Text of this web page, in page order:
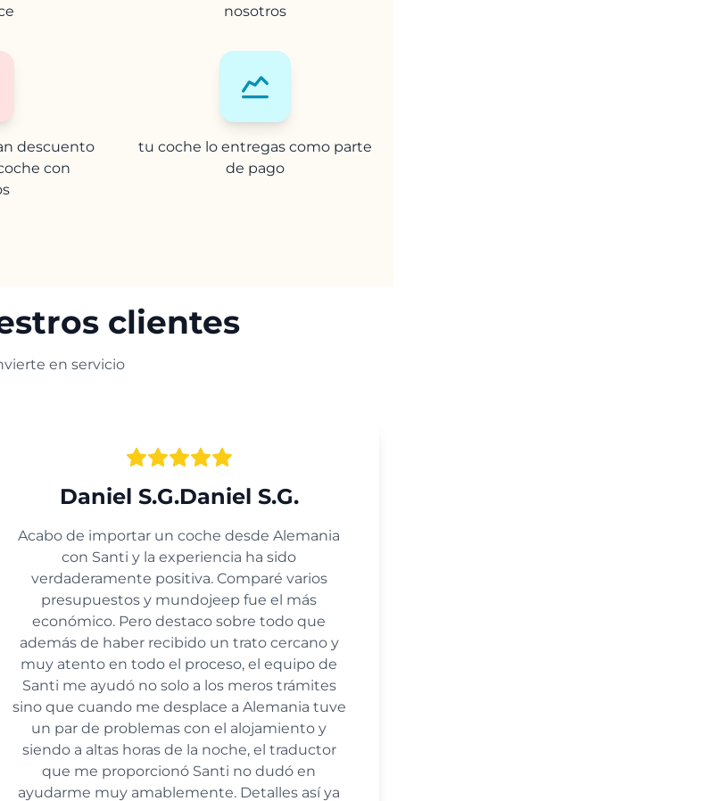
nosotros
descuento
con
tu coche lo entregas como parte
de pago
clientes
en servicio
Daniel S.G.Daniel S.G.
Acabo de importar un coche desde Alemania
con Santi y la experiencia ha sido
verdaderamente positiva. Comparé varios
presupuestos y mundojeep fue el más
económico. Pero destaco sobre todo que
además de haber recibido un trato cercano y
muy atento en todo el proceso, el equipo de
Santi me ayudó no solo a los meros trámites
sino que cuando me desplace a Alemania tuve
un par de problemas con el alojamiento y
siendo a altas horas de la noche, el traductor
que me proporcionó Santi no dudó en
ayudarme muy amablemente. Detalles así ya